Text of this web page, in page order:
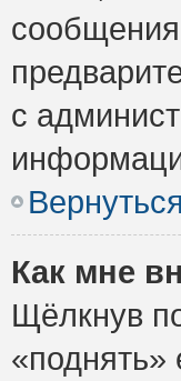
с
Как мне
Щёлкнув